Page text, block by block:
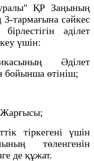
ҚР Заңының
тармағына сәйкес
әділет
үшін:
Әділет
бойынша өтініш;
Жарғысы;
тіркегені үшін
төленгенін
де құжат.